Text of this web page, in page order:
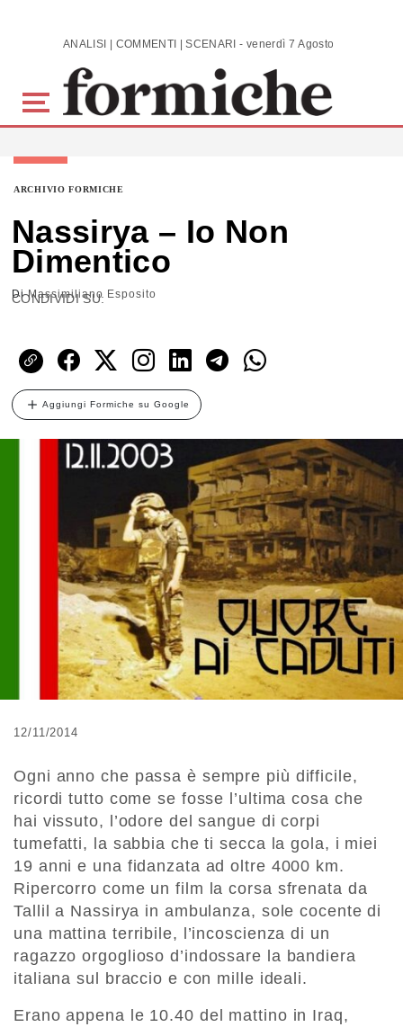
Skip to main content ANALISI | COMMENTI | SCENARI - venerdì 7 Agosto 2026
ARCHIVIO FORMICHE
Nassirya – Io Non
Dimentico
DiMassimiliano Esposito
CONDIVIDI SU:
Aggiungi Formiche su Google
12/11/2014
Ogni anno che passa è sempre più difficile,
ricordi tutto come se fosse l’ultima cosa che
hai vissuto, l’odore del sangue di corpi
tumefatti, la sabbia che ti secca la gola, i miei
19 anni e una fidanzata ad oltre 4000 km.
Ripercorro come un film la corsa sfrenata da
Tallil a Nassirya in ambulanza, sole cocente di
una mattina terribile, l’incoscienza di un
ragazzo orgoglioso d’indossare la bandiera
italiana sul braccio e con mille ideali.
Erano appena le 10.40 del mattino in Iraq,